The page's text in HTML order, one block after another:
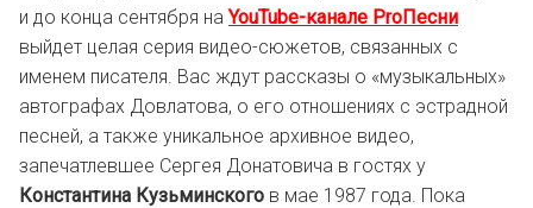
и до конца сентября наYouTube-канале ProПесни
выйдет целая серия видео-сюжетов, связанных с
именем писателя. Вас ждут рассказы о «музыкальных»
автографах Довлатова, о его отношениях с эстрадной
песней, а также уникальное архивное видео,
запечатлевшее Сергея Донатовича в гостях у
Константина Кузьминского в мае 1987 года. Пока